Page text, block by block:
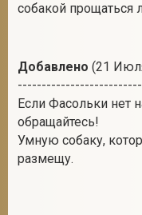
собакой прощаться
Добавлено (21
Если Фасольки нет
обращайтесь!
Умную собаку,
размещу.